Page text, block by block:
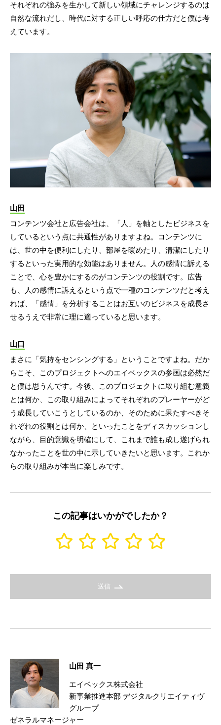
それぞれの強みを生かして新しい領域にチャレンジするのは
自然な流れだし、時代に対する正しい呼応の仕方だと僕は考
えています。
山田
コンテンツ会社と広告会社は、「人」を軸としたビジネスを
しているという点に共通性がありますよね。コンテンツに
は、世の中を便利にしたり、部屋を暖めたり、清潔にしたり
するといった実用的な効能はありません。人の感情に訴える
ことで、心を豊かにするのがコンテンツの役割です。広告
も、人の感情に訴えるという点で一種のコンテンツだと考え
れば、「感情」を分析することはお互いのビジネスを成長さ
せるうえで非常に理に適っていると思います。
山口
まさに「気持をセンシングする」ということですよね。だか
らこそ、このプロジェクトへのエイベックスの参画は必然だ
と僕は思うんです。今後、このプロジェクトに取り組む意義
とは何か、この取り組みによってそれぞれのプレーヤーがど
う成長していこうとしているのか、そのために果たすべきそ
れぞれの役割とは何か、といったことをディスカッションし
ながら、目的意識を明確にして、これまで誰も成し遂げられ
なかったことを世の中に示していきたいと思います。これか
らの取り組みが本当に楽しみです。
この記事はいかがでしたか？
送信
山田 真一
エイベックス株式会社
新事業推進本部 デジタルクリエイティヴ
グループ
ゼネラルマネージャー